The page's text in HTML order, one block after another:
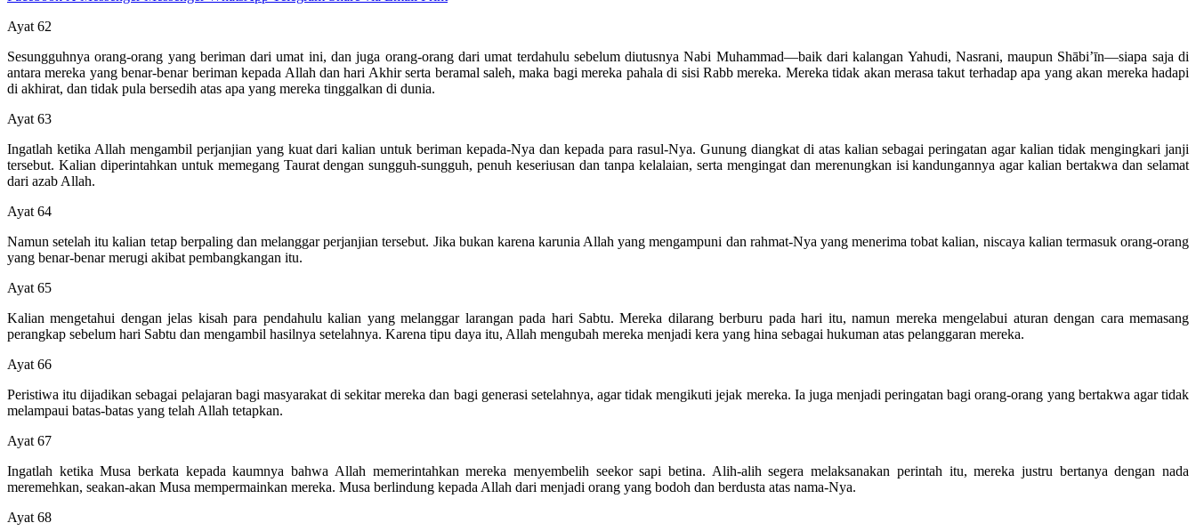
Ayat 62
Sesungguhnya orang-orang yang beriman dari umat ini, dan juga orang-orang dari umat terdahulu sebelum diutusnya Nabi Muhammad—baik dari kalangan Yahudi, Nasrani, maupun Shābi’īn—siapa saja di
antara mereka yang benar-benar beriman kepada Allah dan hari Akhir serta beramal saleh, maka bagi mereka pahala di sisi Rabb mereka. Mereka tidak akan merasa takut terhadap apa yang akan mereka hadapi
di akhirat, dan tidak pula bersedih atas apa yang mereka tinggalkan di dunia.
Ayat 63
Ingatlah ketika Allah mengambil perjanjian yang kuat dari kalian untuk beriman kepada-Nya dan kepada para rasul-Nya. Gunung diangkat di atas kalian sebagai peringatan agar kalian tidak mengingkari janji
tersebut. Kalian diperintahkan untuk memegang Taurat dengan sungguh-sungguh, penuh keseriusan dan tanpa kelalaian, serta mengingat dan merenungkan isi kandungannya agar kalian bertakwa dan selamat
dari azab Allah.
Ayat 64
Namun setelah itu kalian tetap berpaling dan melanggar perjanjian tersebut. Jika bukan karena karunia Allah yang mengampuni dan rahmat-Nya yang menerima tobat kalian, niscaya kalian termasuk orang-orang
yang benar-benar merugi akibat pembangkangan itu.
Ayat 65
Kalian mengetahui dengan jelas kisah para pendahulu kalian yang melanggar larangan pada hari Sabtu. Mereka dilarang berburu pada hari itu, namun mereka mengelabui aturan dengan cara memasang
perangkap sebelum hari Sabtu dan mengambil hasilnya setelahnya. Karena tipu daya itu, Allah mengubah mereka menjadi kera yang hina sebagai hukuman atas pelanggaran mereka.
Ayat 66
Peristiwa itu dijadikan sebagai pelajaran bagi masyarakat di sekitar mereka dan bagi generasi setelahnya, agar tidak mengikuti jejak mereka. Ia juga menjadi peringatan bagi orang-orang yang bertakwa agar tidak
melampaui batas-batas yang telah Allah tetapkan.
Ayat 67
Ingatlah ketika Musa berkata kepada kaumnya bahwa Allah memerintahkan mereka menyembelih seekor sapi betina. Alih-alih segera melaksanakan perintah itu, mereka justru bertanya dengan nada
meremehkan, seakan-akan Musa mempermainkan mereka. Musa berlindung kepada Allah dari menjadi orang yang bodoh dan berdusta atas nama-Nya.
Ayat 68